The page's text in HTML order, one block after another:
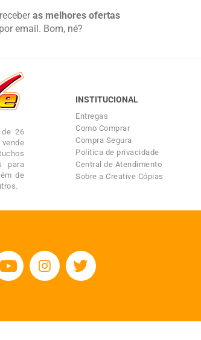
as melhores ofertas
email. Bom, né?
26
vende
para
de
INSTITUCIONAL
Entregas
Como Comprar
Compra Segura
Política de privacidade
Central de Atendimento
Sobre a Creative Cópias